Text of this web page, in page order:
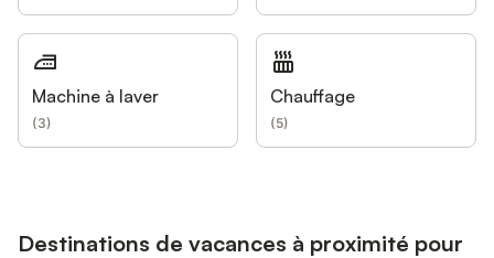
Machine à laver
(3)
Chauffage
(5)
Destinations de vacances à proximité pour